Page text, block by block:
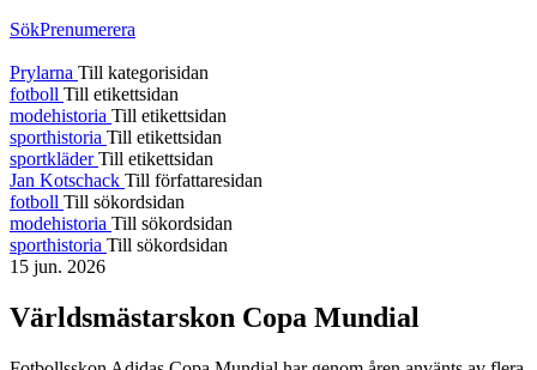
SökPrenumerera
Prylarna Till kategorisidan
fotboll Till etikettsidan
modehistoria Till etikettsidan
sporthistoria Till etikettsidan
sportkläderTill etikettsidan
Jan Kotschack Till författaresidan
fotboll Till sökordsidan
modehistoria Till sökordsidan
sporthistoria Till sökordsidan
15 jun. 2026
Världsmästarskon Copa Mundial